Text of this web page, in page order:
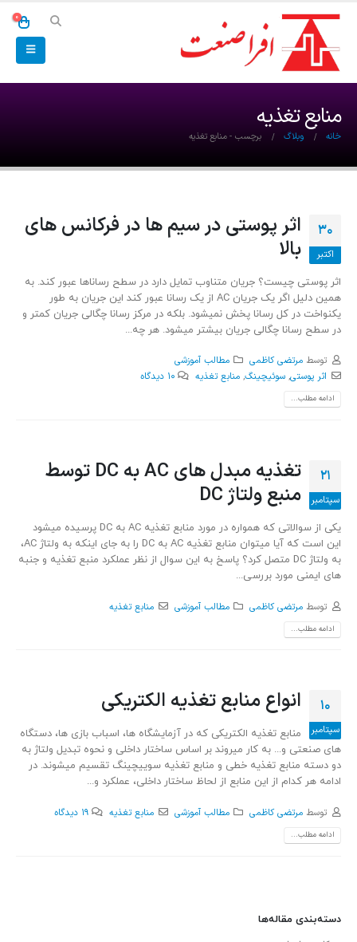
0
منابع تغذیه
خانه وبلاگ برچسب -منابع تغذیه
30
اکتبر
اثر پوستی در سیم ها در فرکانس های
بالا
اثر پوستی چیست؟ جریان متناوب تمایل دارد در سطح رساناها عبور کند. به
همین دلیل اگر یک جریان AC از یک رسانا عبور کند این جریان به طور
یکنواخت در کل رسانا پخش نمیشود. بلکه در مرکز رسانا چگالی جریان کمتر و
در سطح رسانا چگالی جریان بیشتر میشود. هر چه...
توسط مرتضی کاظمی
مطالب آموزشی
اثر پوستی, سوئیچینگ, منابع تغذیه 10 دیدگاه
ادامه مطلب...
21
سپتامبر
تغذیه مبدل های AC به DC توسط
منبع ولتاژ DC
یکی از سوالاتی که همواره در مورد منابع تغذیه AC به DC پرسیده میشود
این است که آیا میتوان منابع تغذیه AC به DC را به جای اینکه به ولتاژ AC،
به ولتاژ DC متصل کرد؟ پاسخ به این سوال از نظر عملکرد منبع تغذیه و جنبه
های ایمنی مورد بررسی...
توسط مرتضی کاظمی مطالب آموزشی منابع تغذیه
ادامه مطلب...
10
سپتامبر
انواع منابع تغذیه الکتریکی
منابع تغذیه الکتریکی که در آزمایشگاه ها، اسباب بازی ها، دستگاه
های صنعتی و... به کار میروند بر اساس ساختار داخلی و نحوه تبدیل ولتاژ به
دو دسته منابع تغذیه خطی و منابع تغذیه سوییچینگ تقسیم میشوند. در
ادامه هر کدام از این منابع از لحاظ ساختار داخلی، عملکرد و...
توسط مرتضی کاظمی مطالب آموزشی منابع تغذیه 19 دیدگاه
ادامه مطلب...
دسته‌بندی مقاله‌ها